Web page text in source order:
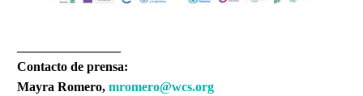
Contacto de prensa:
Mayra Romero, mromero@wcs.org